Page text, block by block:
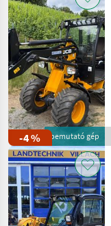
Kategória 4
AKTUÁLIS
ÚTVONAL
Mezőgazdasági
gépek/eszközök
Egyeb
Mezogazdasagi
Erogepek
Majorsagi
Rakodo
Jcb
KATEGÓRIA
KIVÁLASZTÁSA
Visszaállítás
-4 % bemutató gép